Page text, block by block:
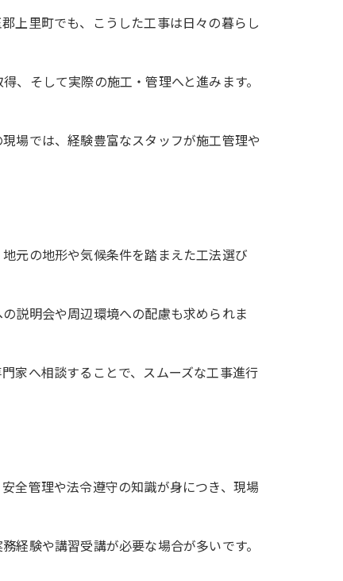
上里町でも、こうした工事は日々の暮らし
、そして実際の施工・管理へと進みます。
場では、経験豊富なスタッフが施工管理や
元の地形や気候条件を踏まえた工法選び
説明会や周辺環境への配慮も求められま
家へ相談することで、スムーズな工事進行
全管理や法令遵守の知識が身につき、現場
経験や講習受講が必要な場合が多いです。